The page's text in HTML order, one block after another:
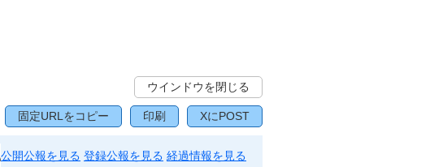
ウインドウを閉じる
固定URLをコピー 印刷 XにPOST
公開公報を見る 登録公報を見る 経過情報を見る